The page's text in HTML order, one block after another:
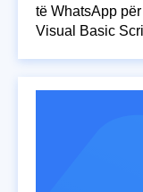
të WhatsApp
Visual Basic